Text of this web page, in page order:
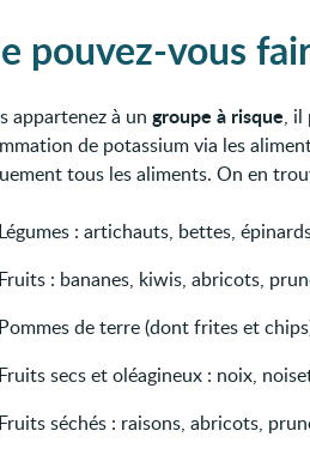
pouvez-vous
appartenez à un groupe à risque, il
de potassium via les
tous les aliments. On en
Légumes : artichauts, bettes,
Fruits : bananes, kiwis, abricots,
Pommes de terre (dont frites et
Fruits secs et oléagineux : noix,
Fruits séchés : raisons, abricots,